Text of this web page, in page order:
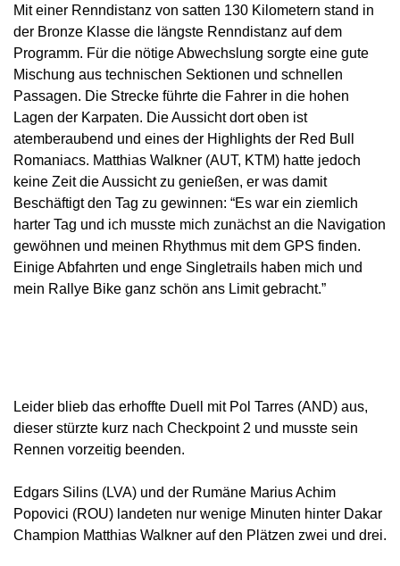
Mit einer Renndistanz von satten 130 Kilometern stand in
der Bronze Klasse die längste Renndistanz auf dem
Programm. Für die nötige Abwechslung sorgte eine gute
Mischung aus technischen Sektionen und schnellen
Passagen. Die Strecke führte die Fahrer in die hohen
Lagen der Karpaten. Die Aussicht dort oben ist
atemberaubend und eines der Highlights der Red Bull
Romaniacs. Matthias Walkner (AUT, KTM) hatte jedoch
keine Zeit die Aussicht zu genießen, er was damit
Beschäftigt den Tag zu gewinnen: “Es war ein ziemlich
harter Tag und ich musste mich zunächst an die Navigation
gewöhnen und meinen Rhythmus mit dem GPS finden.
Einige Abfahrten und enge Singletrails haben mich und
mein Rallye Bike ganz schön ans Limit gebracht.”
Leider blieb das erhoffte Duell mit Pol Tarres (AND) aus,
dieser stürzte kurz nach Checkpoint 2 und musste sein
Rennen vorzeitig beenden.
Edgars Silins (LVA) und der Rumäne Marius Achim
Popovici (ROU) landeten nur wenige Minuten hinter Dakar
Champion Matthias Walkner auf den Plätzen zwei und drei.